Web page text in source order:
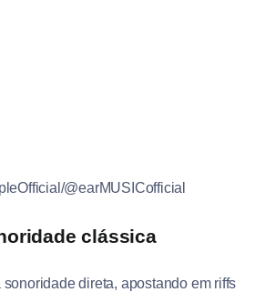
@earMUSICofficial
clássica
direta, apostando em riffs